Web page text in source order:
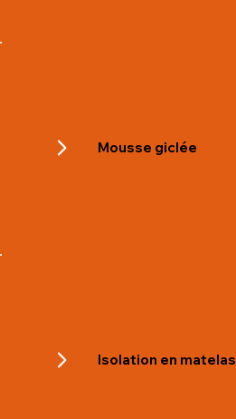
Mousse giclée
Isolation en matelas